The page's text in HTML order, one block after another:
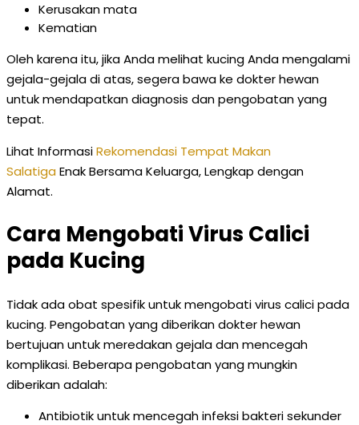
Kerusakan mata
Kematian
Oleh karena itu, jika Anda melihat kucing Anda mengalami
gejala-gejala di atas, segera bawa ke dokter hewan
untuk mendapatkan diagnosis dan pengobatan yang
tepat.
Lihat InformasiRekomendasi Tempat Makan
Salatiga Enak Bersama Keluarga, Lengkap dengan
Alamat.
Cara Mengobati Virus Calici
pada Kucing
Tidak ada obat spesifik untuk mengobati virus calici pada
kucing. Pengobatan yang diberikan dokter hewan
bertujuan untuk meredakan gejala dan mencegah
komplikasi. Beberapa pengobatan yang mungkin
diberikan adalah:
Antibiotik untuk mencegah infeksi bakteri sekunder